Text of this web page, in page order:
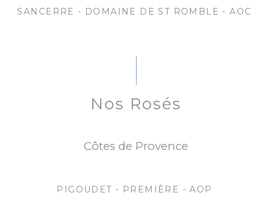
SANCERRE - DOMAINE DE ST ROMBLE - AOC
Nos Rosés
Côtes de Provence
PIGOUDET - PREMIÈRE - AOP